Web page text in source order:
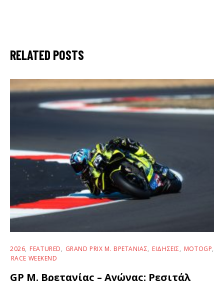
RELATED POSTS
2026 FEATURED GRAND PRIX Μ. ΒΡΕΤΑΝΊΑΣ ΕΙΔΉΣΕΙΣ
MOTOGP
RACE WEEKEND
GP Μ. Βρετανίας – Αγώνας: Ρεσιτάλ